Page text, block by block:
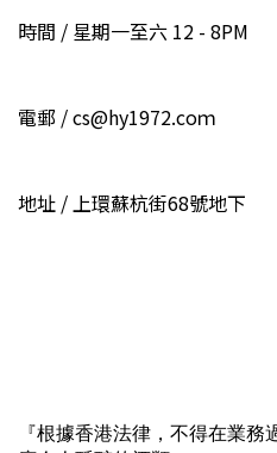
時間 / 星期一至六 12 - 8PM
電郵 / cs@hy1972.coｍ
地址 / 上環蘇杭街68號地下
『根據香港法律，不得在業